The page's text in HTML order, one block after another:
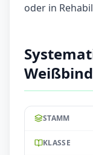
oder in
STAMM
KLASSE